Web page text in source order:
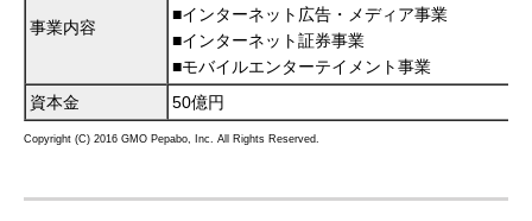
事業内容
■インターネット広告・メディア事業
■インターネット証券事業
■モバイルエンターテイメント事業
資本金
50億円
Copyright (C) 2016 GMO Pepabo, Inc. All Rights Reserved.